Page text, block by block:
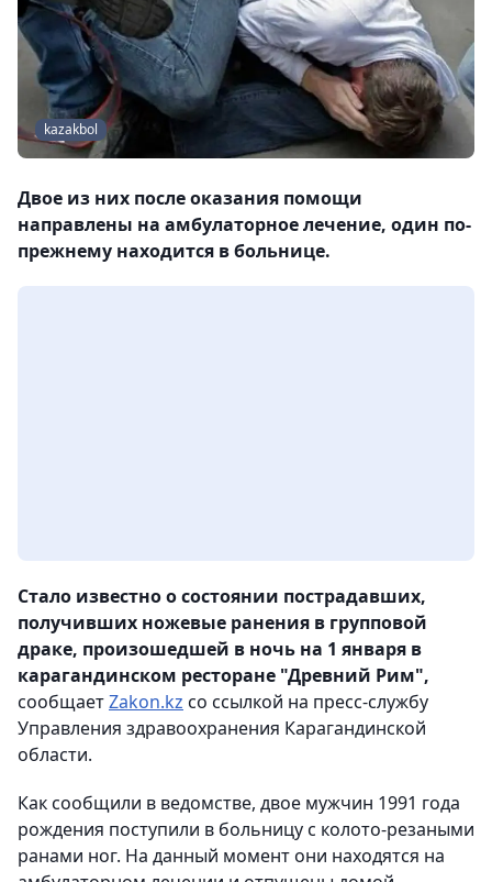
kazakbol
Двое из них после оказания помощи
направлены на амбулаторное лечение, один по-
прежнему находится в больнице.
Стало известно о состоянии пострадавших,
получивших ножевые ранения в групповой
драке, произошедшей в ночь на 1 января в
карагандинском ресторане "Древний Рим",
сообщаетZakon.kz со ссылкой на пресс-службу
Управления здравоохранения Карагандинской
области.
Как сообщили в ведомстве, двое мужчин 1991 года
рождения поступили в больницу с колото-резаными
ранами ног. На данный момент они находятся на